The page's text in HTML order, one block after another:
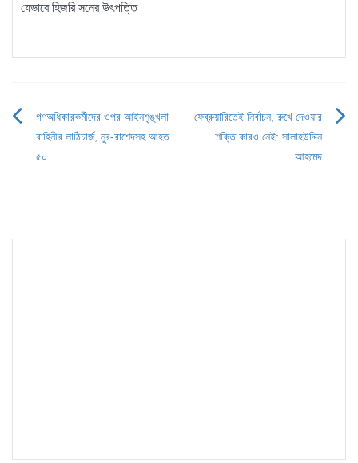
যেভাবে হিজরি সনের উৎপত্তি
Post
navigation
গণঅধিকারকর্মীদের ওপর আইনশৃঙ্খলা
বাহিনীর লাঠিচার্জ, নুর-রাশেদসহ আহত
৫০
ফেব্রুয়ারিতেই নির্বাচন, রুখে দেওয়ার
শক্তি কারও নেই: সালাহউদ্দিন
আহমেদ